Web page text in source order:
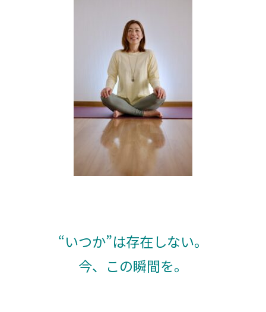
“いつか”は存在しない。
今、この瞬間を。